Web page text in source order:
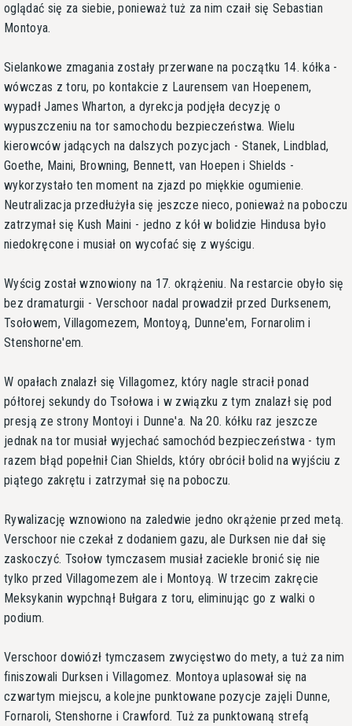
oglądać się za siebie, ponieważ tuż za nim czaił się Sebastian
Montoya.
Sielankowe zmagania zostały przerwane na początku 14. kółka -
wówczas z toru, po kontakcie z Laurensem van Hoepenem,
wypadł James Wharton, a dyrekcja podjęła decyzję o
wypuszczeniu na tor samochodu bezpieczeństwa. Wielu
kierowców jadących na dalszych pozycjach - Stanek, Lindblad,
Goethe, Maini, Browning, Bennett, van Hoepen i Shields -
wykorzystało ten moment na zjazd po miękkie ogumienie.
Neutralizacja przedłużyła się jeszcze nieco, ponieważ na poboczu
zatrzymał się Kush Maini - jedno z kół w bolidzie Hindusa było
niedokręcone i musiał on wycofać się z wyścigu.
Wyścig został wznowiony na 17. okrążeniu. Na restarcie obyło się
bez dramaturgii - Verschoor nadal prowadził przed Durksenem,
Tsołowem, Villagomezem, Montoyą, Dunne'em, Fornarolim i
Stenshorne'em.
W opałach znalazł się Villagomez, który nagle stracił ponad
półtorej sekundy do Tsołowa i w związku z tym znalazł się pod
presją ze strony Montoyi i Dunne'a. Na 20. kółku raz jeszcze
jednak na tor musiał wyjechać samochód bezpieczeństwa - tym
razem błąd popełnił Cian Shields, który obrócił bolid na wyjściu z
piątego zakrętu i zatrzymał się na poboczu.
Rywalizację wznowiono na zaledwie jedno okrążenie przed metą.
Verschoor nie czekał z dodaniem gazu, ale Durksen nie dał się
zaskoczyć. Tsołow tymczasem musiał zaciekle bronić się nie
tylko przed Villagomezem ale i Montoyą. W trzecim zakręcie
Meksykanin wypchnął Bułgara z toru, eliminując go z walki o
podium.
Verschoor dowiózł tymczasem zwycięstwo do mety, a tuż za nim
finiszowali Durksen i Villagomez. Montoya uplasował się na
czwartym miejscu, a kolejne punktowane pozycje zajęli Dunne,
Fornaroli, Stenshorne i Crawford. Tuż za punktowaną strefą